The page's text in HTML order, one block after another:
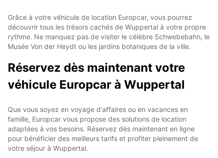
Grâce à votre véhicule de location Europcar, vous pourrez
découvrir tous les trésors cachés de Wuppertal à votre propre
rythme. Ne manquez pas de visiter le célèbre Schwebebahn, le
Musée Von der Heydt ou les jardins botaniques de la ville.
Réservez dès maintenant votre
véhicule Europcar à Wuppertal
Que vous soyez en voyage d'affaires ou en vacances en
famille, Europcar vous propose des solutions de location
adaptées à vos besoins. Réservez dès maintenant en ligne
pour bénéficier des meilleurs tarifs et profiter pleinement de
votre séjour à Wuppertal.